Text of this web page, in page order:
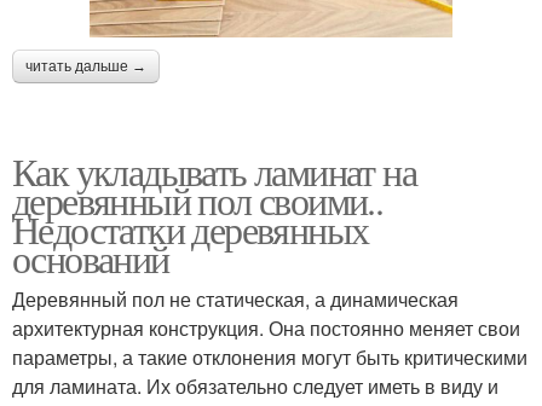
читать дальше →
Как укладывать ламинат на
деревянный пол своими..
Недостатки деревянных
оснований
Деревянный пол не статическая, а динамическая
архитектурная конструкция. Она постоянно меняет свои
параметры, а такие отклонения могут быть критическими
для ламината. Их обязательно следует иметь в виду и